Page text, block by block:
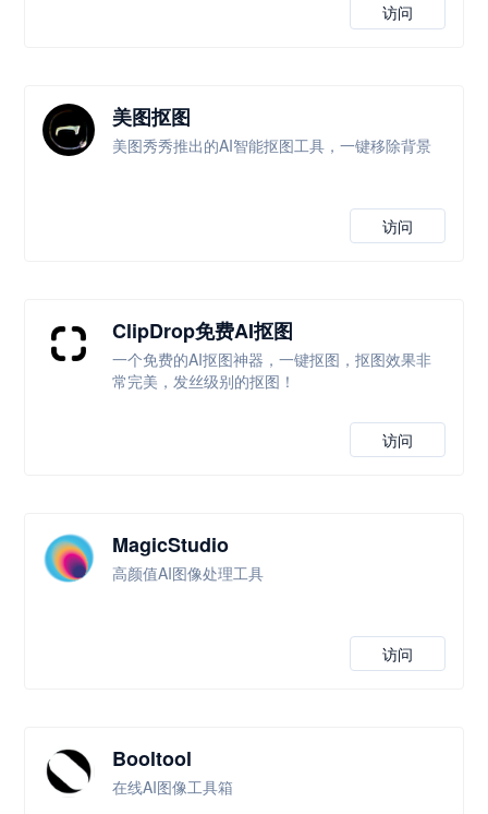
访问
美图抠图
美图秀秀推出的AI智能抠图工具，一键移除背景
访问
ClipDrop免费AI抠图
一个免费的AI抠图神器，一键抠图，抠图效果非
常完美，发丝级别的抠图！
访问
MagicStudio
高颜值AI图像处理工具
访问
Booltool
在线AI图像工具箱